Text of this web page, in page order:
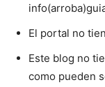
El portal no
Este blog no
como pueden